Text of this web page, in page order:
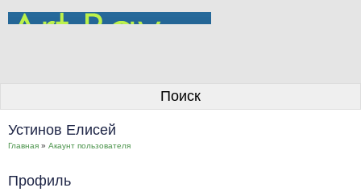
Информация для покупателей
Размещение работ
Поиск
Устинов Елисей
Главная » Акаунт пользователя
Профиль